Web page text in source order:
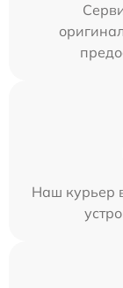
Наш курьер